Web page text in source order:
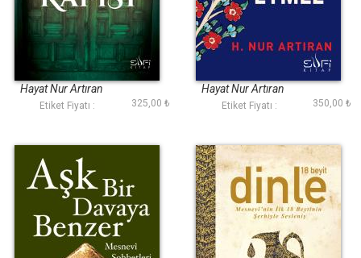
Nun Kapısı
Hayat Nur Artıran
Etiket Fiyatı : 325,00 ₺
Aşk Terk Etmez
Hayat Nur Artıran
Etiket Fiyatı : 350,00 ₺